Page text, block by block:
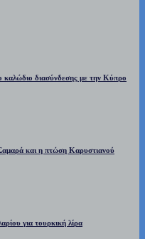
διασύνδεσης με την Κύπρο
και η πτώση Καρυστιανού
για τουρκική λίρα